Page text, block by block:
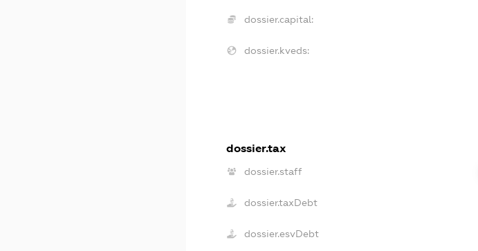
dossier.capital:
dossier.kveds:
dossier.tax
dossier.staff
dossier.taxDebt
dossier.esvDebt